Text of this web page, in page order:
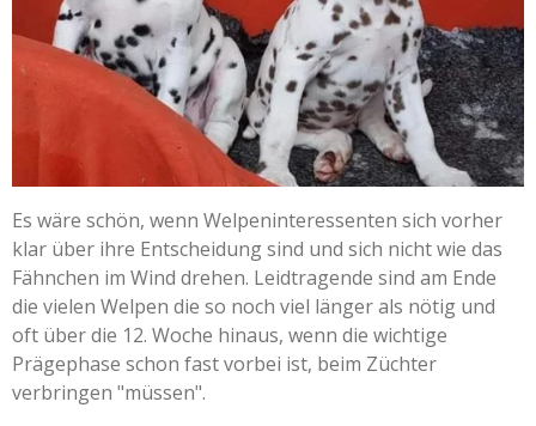
Es wäre schön, wenn Welpeninteressenten sich vorher
klar über ihre Entscheidung sind und sich nicht wie das
Fähnchen im Wind drehen. Leidtragende sind am Ende
die vielen Welpen die so noch viel länger als nötig und
oft über die 12. Woche hinaus, wenn die wichtige
Prägephase schon fast vorbei ist, beim Züchter
verbringen "müssen".